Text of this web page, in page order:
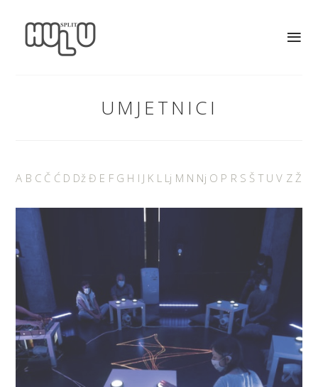
UMJETNICI
A B C Č Ć D Dž Đ E F G H I J K L Lj M N Nj O P R S Š T U V Z Ž